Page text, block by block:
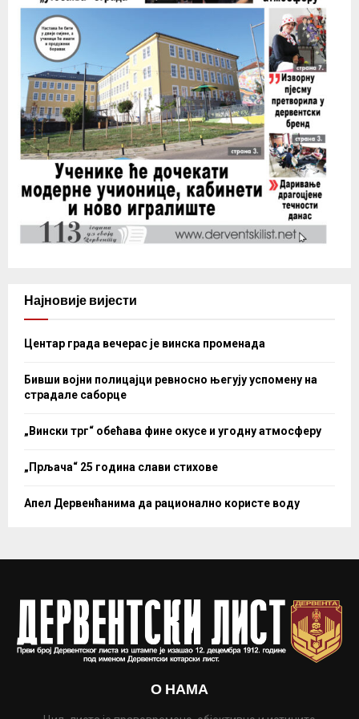
Најновије вијести
Центар града вечерас је винска променада
Бивши војни полицајци ревносно његују успомену на
страдале саборце
„Вински трг“ обећава фине окусе и угодну атмосферу
„Прљача“ 25 година слави стихове
Апел Дервенћанима да рационално користе воду
О НАМА